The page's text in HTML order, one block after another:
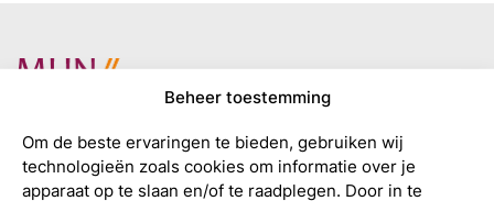
Beheer toestemming
Om de beste ervaringen te bieden, gebruiken wij
technologieën zoals cookies om informatie over je
apparaat op te slaan en/of te raadplegen. Door in te